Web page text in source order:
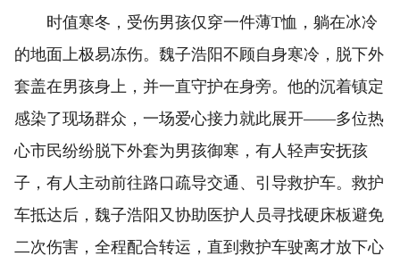
时值寒冬，受伤男孩仅穿一件薄T恤，躺在冰冷
的地面上极易冻伤。魏子浩阳不顾自身寒冷，脱下外
套盖在男孩身上，并一直守护在身旁。他的沉着镇定
感染了现场群众，一场爱心接力就此展开——多位热
心市民纷纷脱下外套为男孩御寒，有人轻声安抚孩
子，有人主动前往路口疏导交通、引导救护车。救护
车抵达后，魏子浩阳又协助医护人员寻找硬床板避免
二次伤害，全程配合转运，直到救护车驶离才放下心